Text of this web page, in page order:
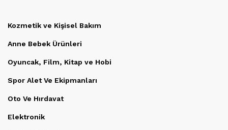
Kozmetik ve Kişisel Bakım
Anne Bebek Ürünleri
Oyuncak, Film, Kitap ve Hobi
Spor Alet Ve Ekipmanları
Oto Ve Hırdavat
Elektronik